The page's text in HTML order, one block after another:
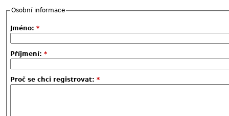
Osobní informace
Jméno: *
Příjmení: *
Proč se chci registrovat: *